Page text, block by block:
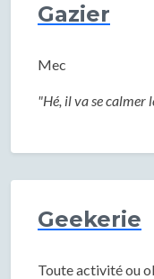
Gazier
Mec
"Hé, il va se calmer
Geekerie
Toute activité ou